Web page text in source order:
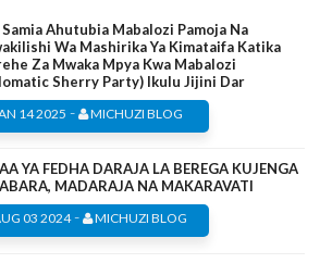
Samia Ahutubia Mabalozi Pamoja Na
Wa Mashirika Ya Kimataifa Katika
Za Mwaka Mpya Kwa Mabalozi
Sherry Party) Ikulu Jijini Dar
14 2025 - MICHUZI BLOG
YA FEDHA DARAJA LA BEREGA KUJENGA
MADARAJA NA MAKARAVATI
03 2024- MICHUZI BLOG